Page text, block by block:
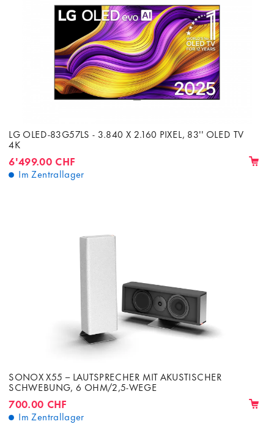
LG OLED-83G57LS - 3.840 X 2.160 PIXEL, 83'' OLED TV
4K
6'499.00 CHF
Im Zentrallager
SONOX X55 – LAUTSPRECHER MIT AKUSTISCHER
SCHWEBUNG, 6 OHM/2,5-WEGE
700.00 CHF
Im Zentrallager